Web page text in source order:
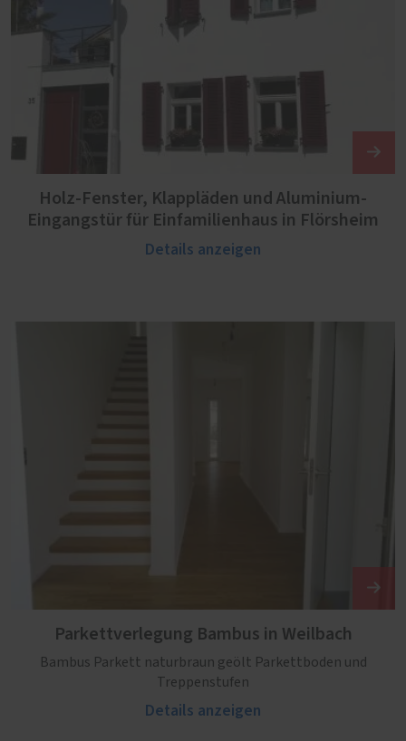
Holz-Fenster, Klappläden und Aluminium-
Eingangstür für Einfamilienhaus in Flörsheim
Details anzeigen
Parkettverlegung Bambus in Weilbach
Bambus Parkett naturbraun geölt Parkettboden und
Treppenstufen
Details anzeigen